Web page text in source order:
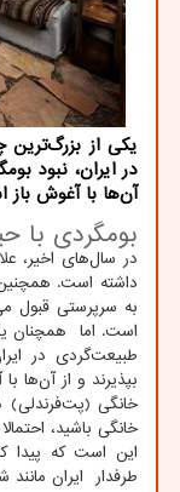
یکی از
در ایران، نبود
آن‌ها با آغوش باز
بومگردی با
در سال‌های اخیر،
داشته است. همچنین
به سرپرستی قبول
است. اما همچنان
طبیعت‌گردی در
بپذیرند و از آن‌ها
خانگی (پت‌فرندلی)
خانگی باشید،
این است که پیدا
طرفدار ایران